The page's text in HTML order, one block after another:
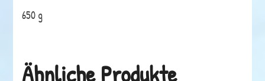
650 g
Ähnliche Produkte